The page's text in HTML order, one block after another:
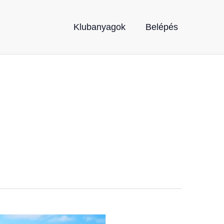
Klubanyagok Belépés